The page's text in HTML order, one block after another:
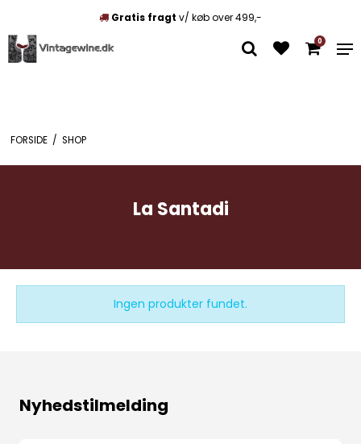
Gratis fragt v/ køb over 499,-
0
FORSIDE / SHOP
La Santadi
Ingen produkter fundet.
Nyhedstilmelding